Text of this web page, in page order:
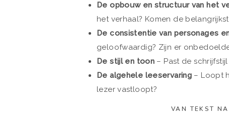
De opbouw en structuur van het
het verhaal? Komen de
De consistentie van personages
geloofwaardig? Zijn er
De stijl en toon – Past de
De algehele leeservaring – Loopt
lezer vastloopt?
VAN TEKST